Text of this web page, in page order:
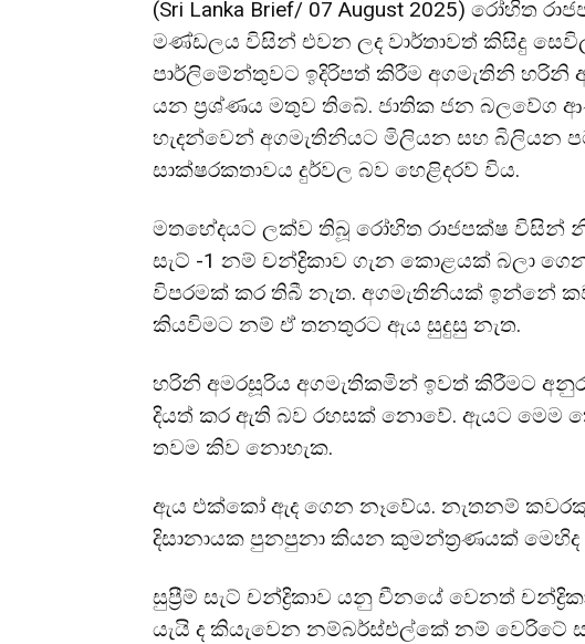
(Sri Lanka Brief/ 07 August 2025) රෝහිත
මණ්ඩලය විසින් එවන ලද වාර්තාවත් කිසිදු
පාර්ලිමේන්තුවට ඉදිරිපත් කිරීම අගමැතිනි හරිනි
යන ප්‍රශ්ණය මතුව තිබේ. ජාතික ජන බලවේග
හැදන්වෙන් අගමැතිනියට මිලියන සහ බිලියන
සාක්ෂරකතාවය දුර්වල බව හෙළිදරව් විය.
මතභේදයට ලක්ව තිබූ රෝහිත රාජපක්ෂ විසින්
සැට් -1 නම් චන්ද්‍රිකාව ගැන කොළයක් බලා
විපරමක් කර තිබී නැත. අගමැතිනියක් ඉන්නේ
කියවිමට නම් ඒ තනතුරට ඇය සුදුසු නැත.
හරිනි අමරසූරිය අගමැතිකමින් ඉවත් කිරීමට අනුර
දියත් කර ඇති බව රහසක් නොවේ. ඇයට මෙම
තවම කිව නොහැක.
ඇය එක්කෝ ඇද ගෙන නෑවේය. නැතනම්
දිසානායක පුනපුනා කියන කුමන්ත්‍රණයක් මෙහිද
සුප්‍රීම් සැට් චන්ද්‍රිකාව යනු චීනයේ වෙනත්
යැයි ද කියැවෙන නම්බර්ස්එල්කේ නම්